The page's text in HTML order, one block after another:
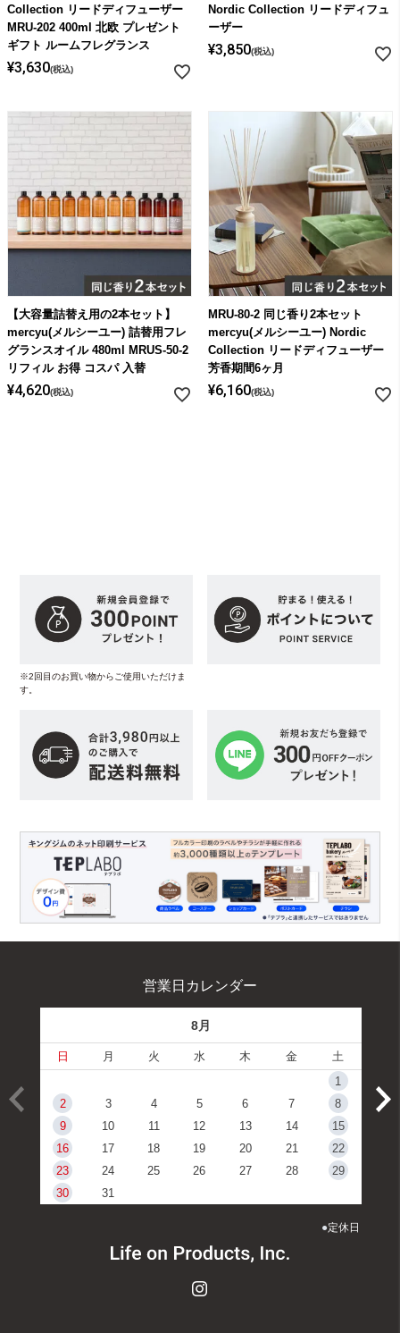
Collection リードディフューザー
MRU-202 400ml 北欧 プレゼント
ギフト ルームフレグランス
¥3,630 税込
Nordic Collection リードディフュ
ーザー
¥3,850 税込
【大容量詰替え用の2本セット】
mercyu(メルシーユー) 詰替用フレ
グランスオイル 480ml MRUS-50-2
リフィル お得 コスパ 入替
¥4,620 税込
MRU-80-2 同じ香り2本セット
mercyu(メルシーユー) Nordic
Collection リードディフューザー
芳香期間6ヶ月
¥6,160 税込
※2回目のお買い物からご使用いただけま
す。
営業日カレンダー
8月
日 月 火 水 木 金
土
1
2
3 4 5 6 7
8
9
10 11 12 13 14
15
16
17 18 19 20 21
22
23
24 25 26 27 28
29
30
31
●定休日